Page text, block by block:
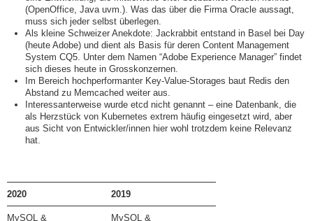
(OpenOffice, Java uvm.). Was das über die Firma Oracle aussagt,
muss sich jeder selbst überlegen.
Als kleine Schweizer Anekdote: Jackrabbit entstand in Basel bei Day
(heute Adobe) und dient als Basis für deren Content Management
System CQ5. Unter dem Namen “Adobe Experience Manager” findet
sich dieses heute in Grosskonzernen.
Im Bereich hochperformanter Key-Value-Storages baut Redis den
Abstand zu Memcached weiter aus.
Interessanterweise wurde etcd nicht genannt – eine Datenbank, die
als Herzstück von Kubernetes extrem häufig eingesetzt wird, aber
aus Sicht von Entwickler/innen hier wohl trotzdem keine Relevanz
hat.
2020 2019
MySQL &
MySQL &